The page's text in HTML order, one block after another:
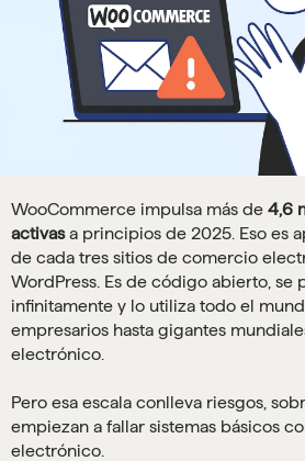
WooCommerce impulsa más de 4,6
activasa principios de 2025. Eso es
de cada tres sitios de comercio
WordPress. Es de código abierto, se
infinitamente y lo utiliza todo el
empresarios hasta gigantes
electrónico.
Pero esa escala conlleva riesgos,
empiezan a fallar sistemas básicos
electrónico.